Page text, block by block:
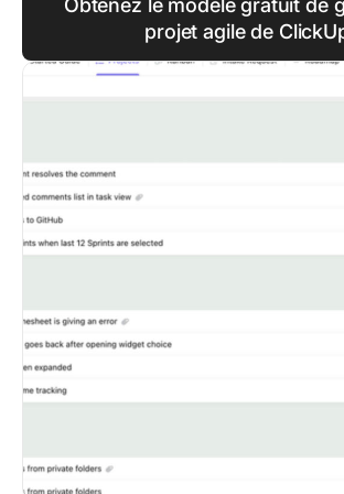
Obtenez le modèle gratuit de
projet agile de